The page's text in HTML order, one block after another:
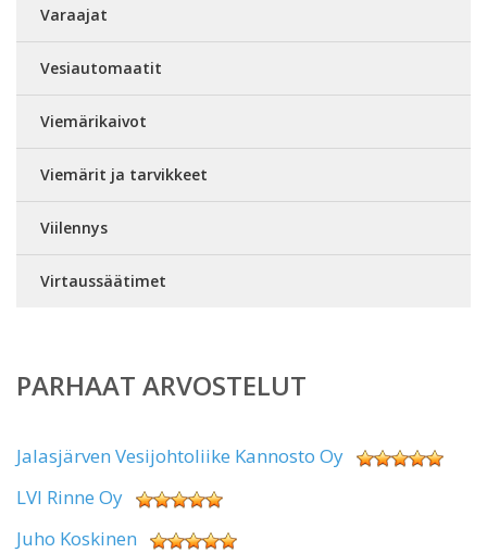
Varaajat
Vesiautomaatit
Viemärikaivot
Viemärit ja tarvikkeet
Viilennys
Virtaussäätimet
PARHAAT ARVOSTELUT
Jalasjärven Vesijohtoliike Kannosto Oy
LVI Rinne Oy
Juho Koskinen